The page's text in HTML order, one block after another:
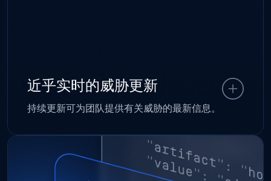
近乎实时的威胁更新
持续更新可为团队提供有关威胁的最新信息。